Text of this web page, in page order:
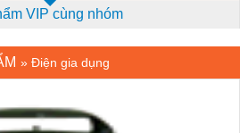
VIP cùng nhóm
» Điện gia dụng